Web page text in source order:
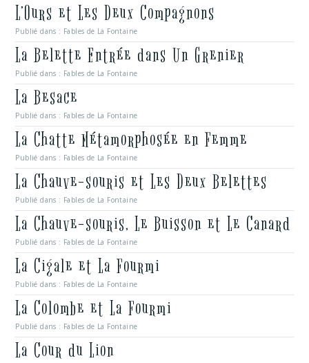
L’Ours et Les Deux Compagnons
Publié dans : Fables de La Fontaine
La Belette Entrée dans Un Grenier
Publié dans : Fables de La Fontaine
La Besace
Publié dans : Fables de La Fontaine
La Chatte Métamorphosée en Femme
Publié dans : Fables de La Fontaine
La Chauve-souris et Les Deux Belettes
Publié dans : Fables de La Fontaine
La Chauve-souris, Le Buisson et Le Canard
Publié dans : Fables de La Fontaine
La Cigale et La Fourmi
Publié dans : Fables de La Fontaine
La Colombe et La Fourmi
Publié dans : Fables de La Fontaine
La Cour du Lion